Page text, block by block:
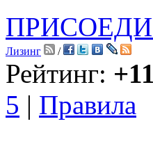
Лизинг /
Рейтинг: +11
5 | Правила